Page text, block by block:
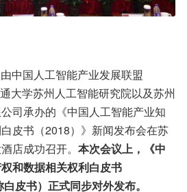
中国人工智能产业发展联盟
大学苏州人工智能研究院以及苏州
司承办的《中国人工智能产业知
皮书（2018）》新闻发布会在苏
店成功召开。 本次会议上，《中
和数据相关权利白皮书
皮书）正式同步对外发布。